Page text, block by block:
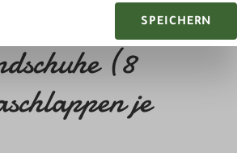
IT Lavettes
(8
je
SPEICHERN